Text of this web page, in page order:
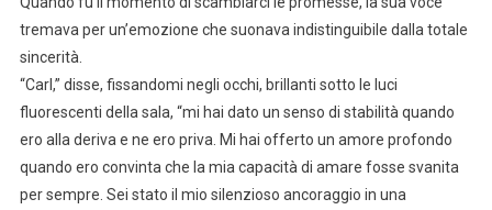
tremava per un’emozione che suonava indistinguibile dalla totale
sincerità.
“Carl,” disse, fissandomi negli occhi, brillanti sotto le luci
fluorescenti della sala, “mi hai dato un senso di stabilità quando
ero alla deriva e ne ero priva. Mi hai offerto un amore profondo
quando ero convinta che la mia capacità di amare fosse svanita
per sempre. Sei stato il mio silenzioso ancoraggio in una